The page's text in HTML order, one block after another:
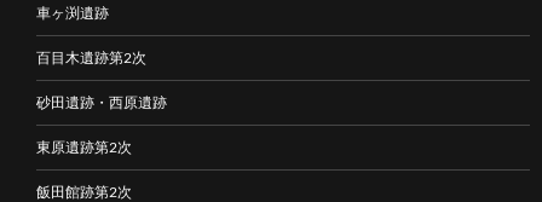
車ヶ渕遺跡
百目木遺跡第2次
砂田遺跡・西原遺跡
東原遺跡第2次
飯田館跡第2次